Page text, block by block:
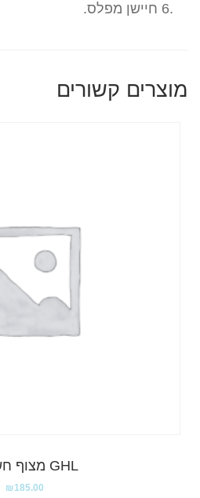
.6 חיישן מפלס.
מוצרים קשורים
GHL מצוף חשמלי
₪185.00